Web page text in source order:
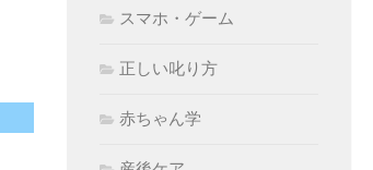
スマホ・ゲーム
正しい叱り方
赤ちゃん学